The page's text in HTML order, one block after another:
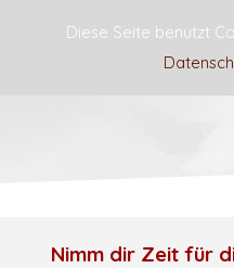
Diese Seite benutzt
Nimm dir Zeit für